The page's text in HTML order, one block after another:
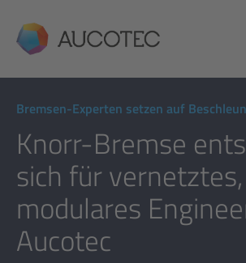
AUCOTEC
Bremsen-Experten setzen auf
Knorr-Bremse
sich für vernetztes,
modulares
Aucotec